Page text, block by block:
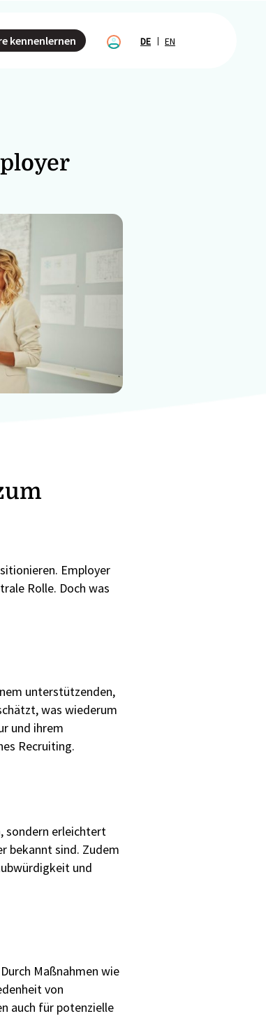
kennenlernen DE EN
Employer
Rolle. Doch was
unterstützenden,
was wiederum
und ihrem
Recruiting.
sondern erleichtert
bekannt sind. Zudem
und
Maßnahmen wie
von
auch für potenzielle